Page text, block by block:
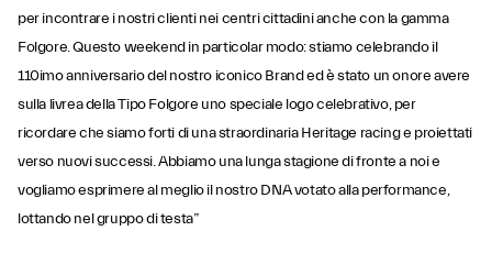
per incontrare i nostri clienti nei centri cittadini anche con la gamma
Folgore. Questo weekend in particolar modo: stiamo celebrando il
110imo anniversario del nostro iconico Brand ed è stato un onore avere
sulla livrea della Tipo Folgore uno speciale logo celebrativo, per
ricordare che siamo forti di una straordinaria Heritage racing e proiettati
verso nuovi successi. Abbiamo una lunga stagione di fronte a noi e
vogliamo esprimere al meglio il nostro DNA votato alla performance,
lottando nel gruppo di testa”